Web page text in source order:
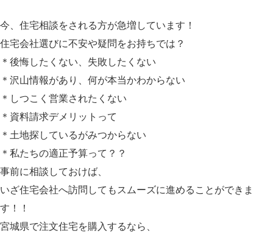
今、住宅相談をされる方が急増しています！
住宅会社選びに不安や疑問をお持ちでは？
＊後悔したくない、失敗したくない
＊沢山情報があり、何が本当かわからない
＊しつこく営業されたくない
＊資料請求デメリットって
＊土地探しているがみつからない
＊私たちの適正予算って？？
事前に相談しておけば、
いざ住宅会社へ訪問してもスムーズに進めることができま
す！！
宮城県で注文住宅を購入するなら、